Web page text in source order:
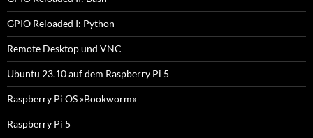
GPIO Reloaded I: Python
Remote Desktop und VNC
Ubuntu 23.10 auf dem Raspberry Pi 5
Raspberry Pi OS »Bookworm«
Raspberry Pi 5